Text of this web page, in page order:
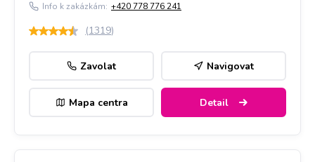
Info k zakázkám: +420 778 776 241
(1319)
Zavolat Navigovat
Mapa centra Detail